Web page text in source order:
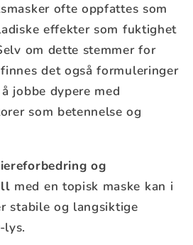
ofte oppfattes som
effekter som fuktighet
om dette stemmer for
det også formuleringer
jobbe dypere med
som betennelse og
og
med en topisk maske kan i
stabile og langsiktige
lys.